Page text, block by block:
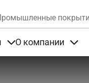
О компании